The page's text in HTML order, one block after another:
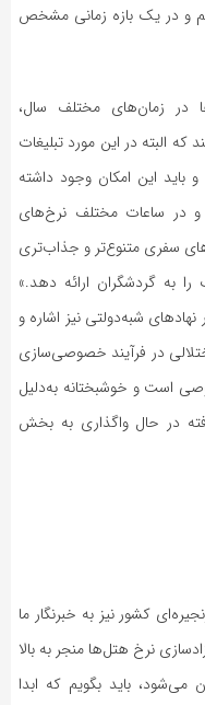
و در یک بازه زمانی مشخص
در زمان‌های مختلف سال،
که البته در این مورد تبلیغات
این امکان وجود داشته
در ساعات مختلف نرخ‌های
سفری متنوع‌تر و جذاب‌تری
به گردشگران ارائه دهد.»
شبه‌دولتی نیز اشاره و
در فرآیند خصوصی‌سازی
است و خوشبختانه به‌دلیل
در حال واگذاری به بخش
کشور نیز به خبرنگار ما
نرخ هتل‌ها منجر به بالا
باید بگویم که ابدا